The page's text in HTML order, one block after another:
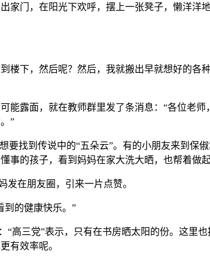
门，在阳光下欢呼，摆上一张凳子，懒洋洋
下，然后呢？然后，我就搬出早就想好的各
露面，就在教师群里发了条消息：“各位老
”
找到传说中的“五朵云”。有的小朋友来到
事的孩子，看到妈妈在家大洗大晒，也帮着做起
在朋友圈，引来一片点赞。
到的健康快乐。”
高三党”表示，只有在书房晒太阳的份。这里
有效率呢。